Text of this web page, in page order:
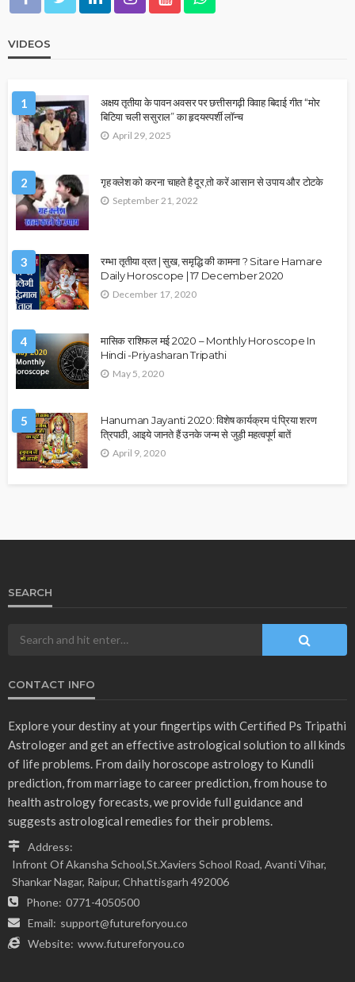
VIDEOS
1
अक्षय तृतीया के पावन अवसर पर छत्तीसगढ़ी विवाह बिदाई गीत “मोर
बिटिया चली ससुराल” का हृदयस्पर्शी लॉन्च
April 29, 2025
2 गृह क्लेश को करना चाहते है दूर,तो करें आसान से उपाय और टोटके
September 21, 2022
3
रम्भा तृतीया व्रत | सुख, समृद्धि की कामना ? Sitare Hamare
Daily Horoscope | 17 December 2020
December 17, 2020
4
मासिक राशिफल मई 2020 – Monthly Horoscope In
Hindi -Priyasharan Tripathi
May 5, 2020
5
Hanuman Jayanti 2020: विशेष कार्यक्रम पं.प्रिया शरण
त्रिपाठी, आइये जानते हैं उनके जन्म से जुड़ी महत्वपूर्ण बातें
April 9, 2020
SEARCH
CONTACT INFO
Explore your destiny at your fingertips with Certified Ps Tripathi
Astrologer and get an effective astrological solution to all kinds
of life problems. From daily horoscope astrology to Kundli
prediction, from marriage to career prediction, from house to
health astrology forecasts, we provide full guidance and
suggests astrological remedies for their problems.
Address:
Infront Of Akansha School,St.Xaviers School Road, Avanti Vihar,
Shankar Nagar, Raipur, Chhattisgarh 492006
Phone: 0771-4050500
Email: support@futureforyou.co
Website: www.futureforyou.co